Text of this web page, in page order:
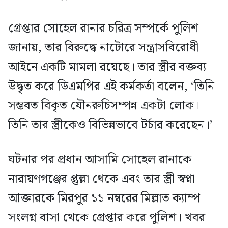
গ্রেপ্তার সোহেল রানার চরিত্র সম্পর্কে পুলিশ
জানায়, তার বিরুদ্ধে নাটোরে সন্ত্রাসবিরোধী
আইনে একটি মামলা রয়েছে। তার স্ত্রীর বক্তব্য
উদ্ধৃত করে ডিএমপির এই কর্মকর্তা বলেন, ‘তিনি
সম্ভবত বিকৃত যৌনরুচিসম্পন্ন একটা লোক।
তিনি তার স্ত্রীকেও বিভিন্নভাবে টর্চার করেছেন।’
ঘটনার পর প্রধান আসামি সোহেল রানাকে
নারায়ণগঞ্জের প্তুল্লা থেকে এবং তার স্ত্রী স্বপ্না
আক্তারকে মিরপুর ১১ নম্বরের মিল্লাত ক্যাম্প
সংলগ্ন বাসা থেকে গ্রেপ্তার করে পুলিশ। খবর